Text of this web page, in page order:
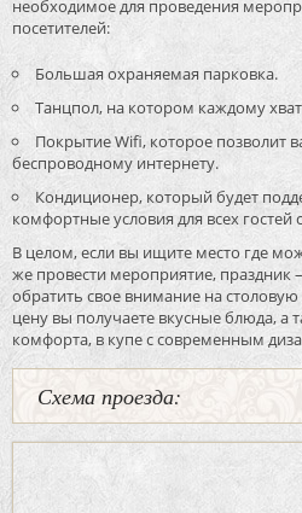
необходимое для проведения
посетителей:
Большая охраняемая парковка.
Танцпол, на котором каждому
Покрытие Wifi, которое позволит
беспроводному интернету.
Кондиционер, который будет
комфортные условия для всех гостей
В целом, если вы ищите место где
же провести мероприятие, праздник
обратить свое внимание на
цену вы получаете вкусные блюда, а
комфорта, в купе с современным
Схема проезда: